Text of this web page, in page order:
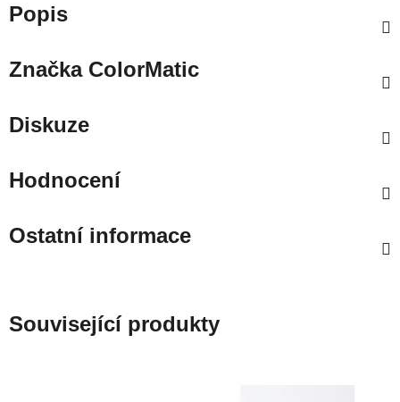
Popis
ZnačkaColorMatic
Diskuze
Hodnocení
Ostatní informace
Související produkty